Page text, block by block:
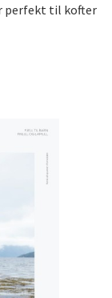
perfekt til kofter